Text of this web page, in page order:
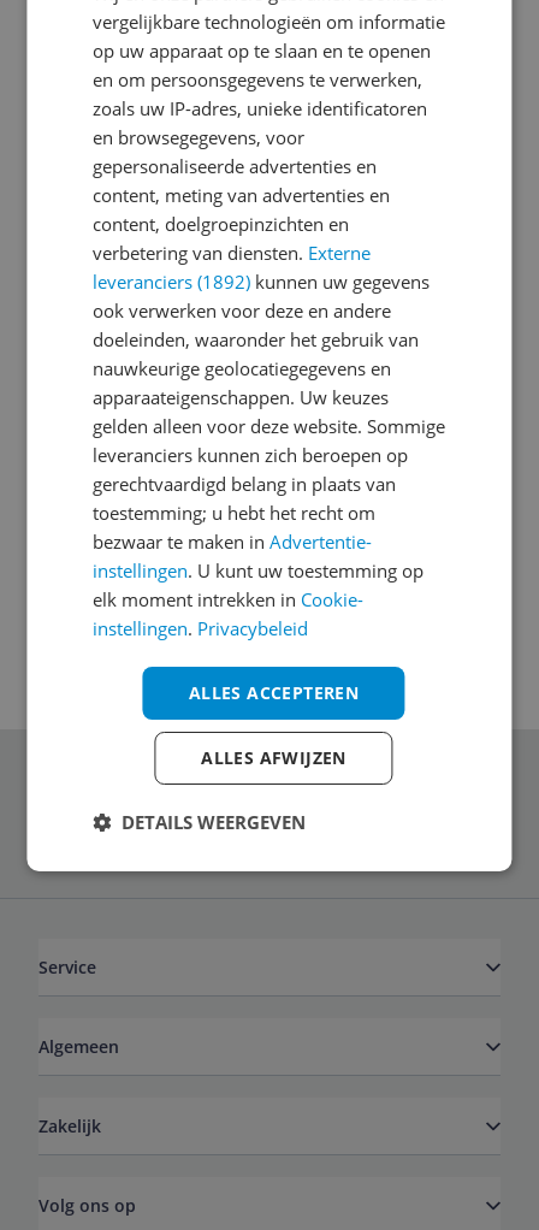
Wachtwoord
Je wachtwoord moet minimaal 6 karakters
bevatten
Wachtwoord herhalen
Ik ga akkoord met deAlgemene Voorwaarden
en hetprivacy statementvan Reshift
Ik ontvang graag interessante acties en
aanbiedingen van Kieskeurig.nl en
Digitalvia e-mail
Aanmelden
Schrijf je in voor onze nieuwsbrief
Service
Algemeen
Zakelijk
Volg ons op
vergelijkbare technologieën om informatie
op uw apparaat op te slaan en te openen
en om persoonsgegevens te verwerken,
zoals uw IP-adres, unieke identificatoren
en browsegegevens, voor
gepersonaliseerde advertenties en
content, meting van advertenties en
content, doelgroepinzichten en
verbetering van diensten. Externe
leveranciers (1892) kunnen uw gegevens
ook verwerken voor deze en andere
doeleinden, waaronder het gebruik van
nauwkeurige geolocatiegegevens en
apparaateigenschappen. Uw keuzes
gelden alleen voor deze website. Sommige
leveranciers kunnen zich beroepen op
gerechtvaardigd belang in plaats van
toestemming; u hebt het recht om
bezwaar te maken inAdvertentie-
instellingen. U kunt uw toestemming op
elk moment intrekken in Cookie-
instellingen. Privacybeleid
ALLES ACCEPTEREN
ALLES AFWIJZEN
DETAILS WEERGEVEN